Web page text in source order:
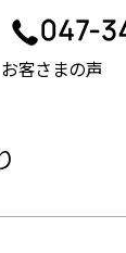
お客さまの声